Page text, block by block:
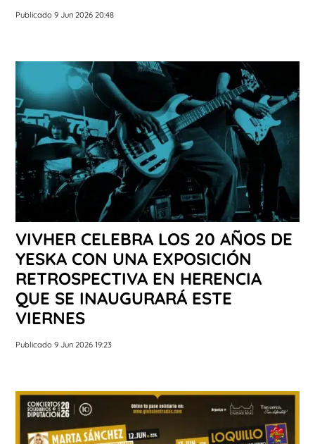
Publicado 9 Jun 2026 20:48
VIVHER CELEBRA LOS 20 AÑOS DE
YESKA CON UNA EXPOSICIÓN
RETROSPECTIVA EN HERENCIA
QUE SE INAUGURARÁ ESTE
VIERNES
Publicado 9 Jun 2026 19:23